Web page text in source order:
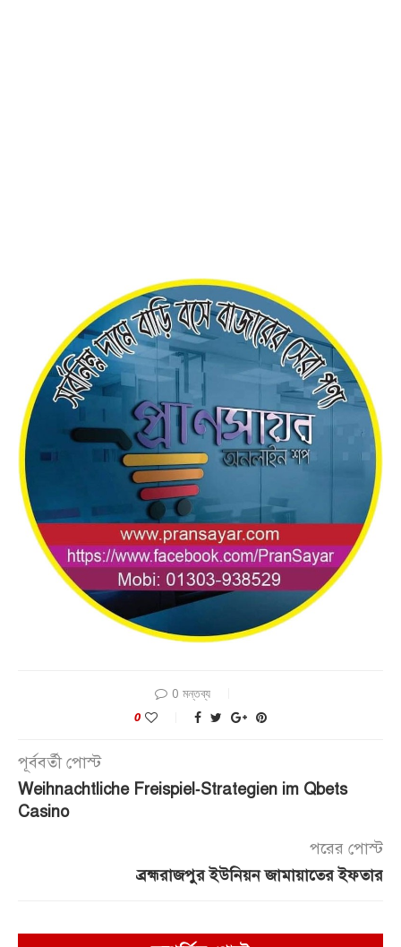
0 মন্তব্য
0
পূর্ববর্তী পোস্ট
Weihnachtliche Freispiel‑Strategien im Qbets
Casino
পরের পোস্ট
ব্রহ্মরাজপুর ইউনিয়ন জামায়াতের ইফতার